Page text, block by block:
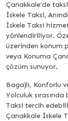
Çanakkale’de
İskele Taksi,
İskele Taksi
yönlendiriliyor.
üzerinden konum
veya Konuma
çözüm sunuyor.
Bagajlı, Konforlu
Yolculuk
Taksi tercih
Çanakkale İskele